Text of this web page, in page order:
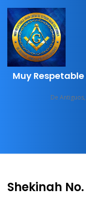
content
Muy
De
Shekinah No.